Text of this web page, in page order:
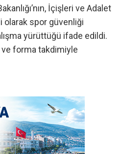
İçişleri ve Adalet
olarak spor güvenliği
yürüttüğü ifade edildi.
forma takdimiyle